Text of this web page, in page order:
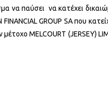
να παύσει να κατέχει
GROUP SA που
MELCOURT (JERSEY)